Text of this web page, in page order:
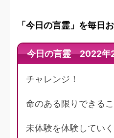
「今日の言霊」を毎日
今日の言霊 2022年
チャレンジ！
命のある限りできるこ
未体験を体験していく